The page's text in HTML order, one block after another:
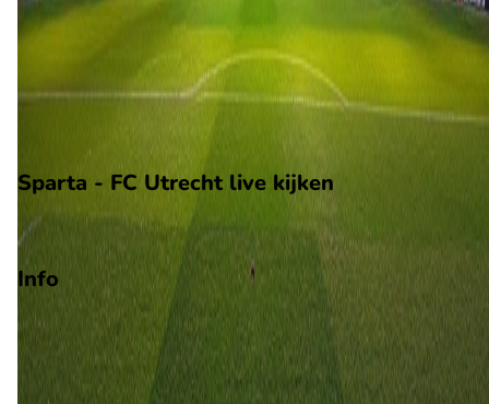
Voorronde Europa League
Groepsfase Europa Conference League
Degradatie
Sparta - FC Utrecht live kijken
Info
Op 22 augustus 2026 gaat Sparta de strijd aan met FC
De wedstrijd wordt afgetrapt om 16:45 en wordt gespeeld in
Eredivisie.
Stadion: Sparta Stadion Het Kasteel